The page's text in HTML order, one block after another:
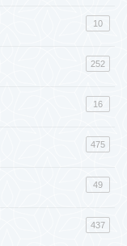
10
252
16
475
49
437